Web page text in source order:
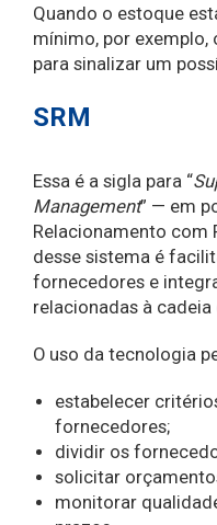
Quando o estoque
mínimo, por
para sinalizar um
SRM
Essa é a sigla para “
Management” — em
Relacionamento com
desse sistema é
fornecedores e
relacionadas à
O uso da tecnologia
estabelecer
fornecedores;
dividir os
solicitar
monitorar